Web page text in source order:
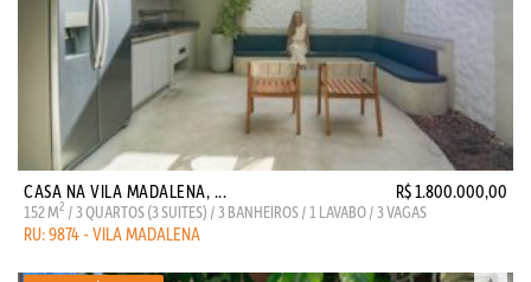
CASA NA VILA MADALENA, ... R$ 1.800.000,00
152 M2 / 3 QUARTOS (3 SUITES) / 3 BANHEIROS / 1 LAVABO / 3 VAGAS
RU: 9874 - VILA MADALENA